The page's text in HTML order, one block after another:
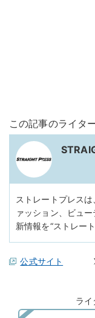
この記事のライタ
ストレートプレス
ァッション、ビュ
新情報を“ストレー
公式サイト
ラ